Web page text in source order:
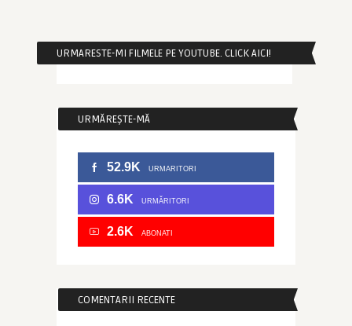
URMARESTE-MI FILMELE PE YOUTUBE. CLICK AICI!
URMĂREȘTE-MĂ
52.9K URMARITORI
6.6K URMĂRITORI
2.6K ABONATI
COMENTARII RECENTE